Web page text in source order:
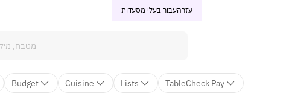
עבור בעלי מסעדותעזרה
Budget Cuisine Lists TableCheck Pay